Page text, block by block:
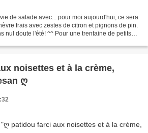
de salade avec... pour moi aujourd'hui, ce sera
frais avec zestes de citron et pignons de pin.
nul doute l'été! ^^ Pour une trentaine de petits
noisettes et à la crème,
ღ